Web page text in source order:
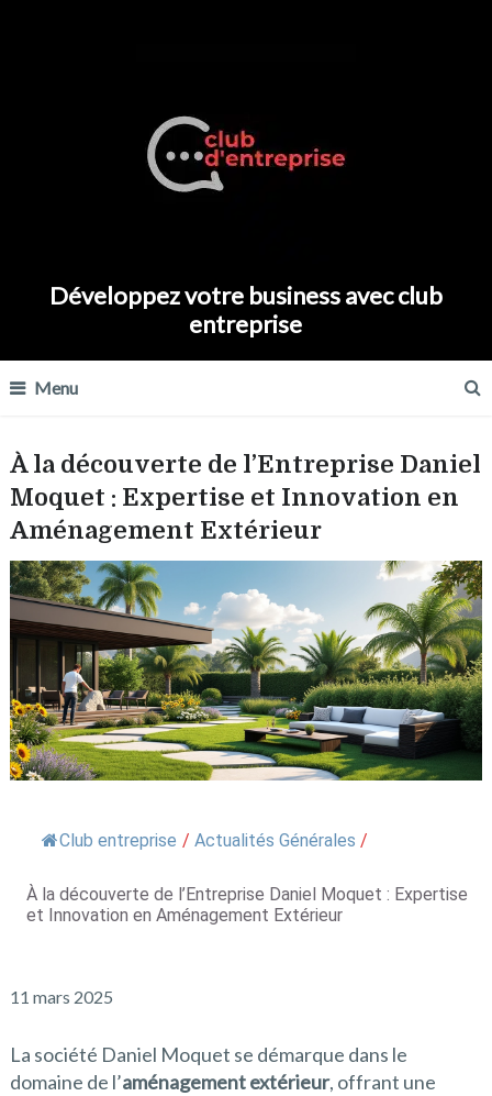
Développez votre business avec club
entreprise
Menu
À la découverte de l’Entreprise Daniel
Moquet : Expertise et Innovation en
Aménagement Extérieur
Club entreprise / Actualités Générales /
À la découverte de l’Entreprise Daniel Moquet : Expertise
et Innovation en Aménagement Extérieur
11 mars 2025
La société Daniel Moquet se démarque dans le
domaine de l’aménagement extérieur, offrant une